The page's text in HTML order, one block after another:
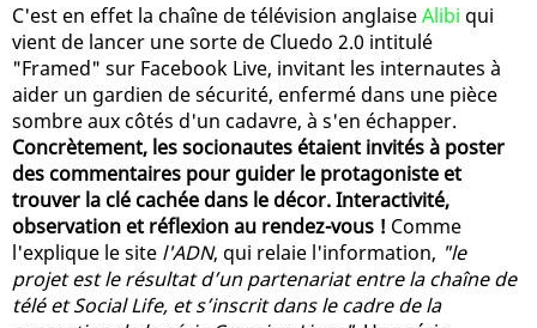
C'est en effet la chaîne de télévision anglaiseAlibi qui
vient de lancer une sorte de Cluedo 2.0 intitulé
"Framed" sur Facebook Live, invitant les internautes à
aider un gardien de sécurité, enfermé dans une pièce
sombre aux côtés d'un cadavre, à s'en échapper.
Concrètement, les socionautes étaient invités à poster
des commentaires pour guider le protagoniste et
trouver la clé cachée dans le décor. Interactivité,
observation et réflexion au rendez-vous ! Comme
l'explique le site l'ADN, qui relaie l'information, "le
projet est le résultat d’un partenariat entre la chaîne de
télé et Social Life, et s’inscrit dans le cadre de la